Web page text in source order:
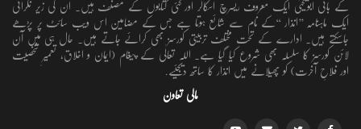
کے بانی ابویحییٰ ایک معروف ریسرچ اسکالر اور کئی کتابوں کے مصنف ہیں۔ ان کی زیر نگرانی
ایک ماہنامہ ’’انذار ‘‘کے نام سے شائع ہوتا ہے جس کے مضامین اس ویب سائٹ پر پڑھے
جاسکتے ہیں۔ ادارے کے تحت مختلف تربیتی کورسز بھی کرائے جاتے ہیں۔ حال ہی میں آن
لائن کورسز کا سلسلہ بھی شروع کیا گیا ہے۔ اللہ تعالٰی کے پیغام (ایمان و اخلاق، تعمیرِ شخصیت
اور فلاحِ آخرت) کو پھیلانے میں انذار کا ساتھ دیجئیے.
مالی تعاون